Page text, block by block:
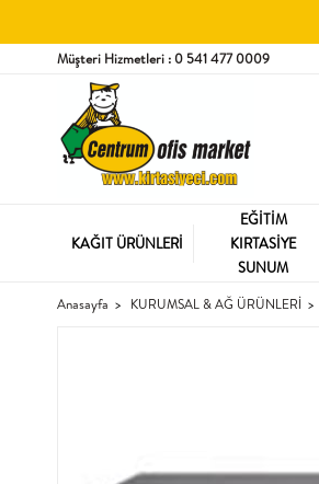
Müşteri Hizmetleri : 0 541 477 0009
KAĞIT ÜRÜNLERİ
EĞİTİM
KIRTASİYE
SUNUM
Anasayfa KURUMSAL & AĞ ÜRÜNLERİ